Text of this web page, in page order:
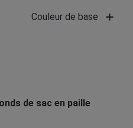
Couleur de base
de sac en paille